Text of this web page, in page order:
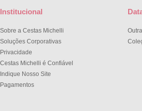
Institucional
Sobre a Cestas Michelli
Soluções Corporativas
Privacidade
Cestas Michelli é Confiável
Indique Nosso Site
Pagamentos